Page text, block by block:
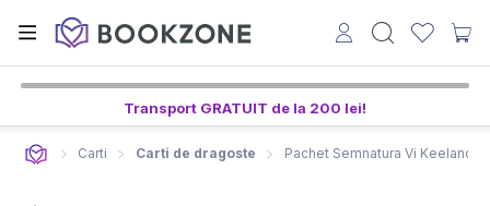
Transport GRATUIT de la 200 lei!
Carti Carti de dragoste Pachet Semnatura Vi Keeland